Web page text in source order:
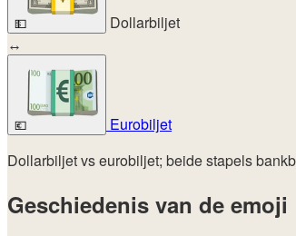
💵
Dollarbiljet
↔
💶
Eurobiljet
Dollarbiljet vs eurobiljet; beide stapels
Geschiedenis van de emoji